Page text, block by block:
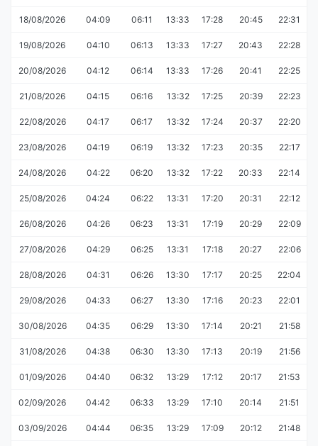
18/08/2026 04:09 06:11 13:33 17:28 20:45 22:31
19/08/2026 04:10 06:13 13:33 17:27 20:43 22:28
20/08/2026 04:12 06:14 13:33 17:26 20:41 22:25
21/08/2026 04:15 06:16 13:32 17:25 20:39 22:23
22/08/2026 04:17 06:17 13:32 17:24 20:37 22:20
23/08/2026 04:19 06:19 13:32 17:23 20:35 22:17
24/08/2026 04:22 06:20 13:32 17:22 20:33 22:14
25/08/2026 04:24 06:22 13:31 17:20 20:31 22:12
26/08/2026 04:26 06:23 13:31 17:19 20:29 22:09
27/08/2026 04:29 06:25 13:31 17:18 20:27 22:06
28/08/2026 04:31 06:26 13:30 17:17 20:25 22:04
29/08/2026 04:33 06:27 13:30 17:16 20:23 22:01
30/08/2026 04:35 06:29 13:30 17:14 20:21 21:58
31/08/2026 04:38 06:30 13:30 17:13 20:19 21:56
01/09/2026 04:40 06:32 13:29 17:12 20:17 21:53
02/09/2026 04:42 06:33 13:29 17:10 20:14 21:51
03/09/2026 04:44 06:35 13:29 17:09 20:12 21:48